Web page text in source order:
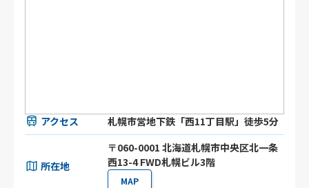
アクセス 札幌市営地下鉄「西11丁目駅」徒歩5分
所在地
〒060-0001 北海道札幌市中央区北一条
西13-4 FWD札幌ビル3階
MAP